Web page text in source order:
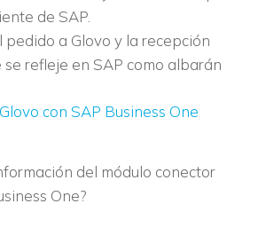
de SAP.
pedido a Glovo y la recepción
refleje en SAP como albarán
con SAP Business One
del módulo conector
One?